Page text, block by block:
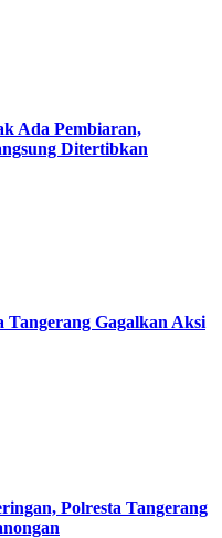
Ada Pembiaran,
Ditertibkan
Tangerang Gagalkan Aksi
Polresta Tangerang